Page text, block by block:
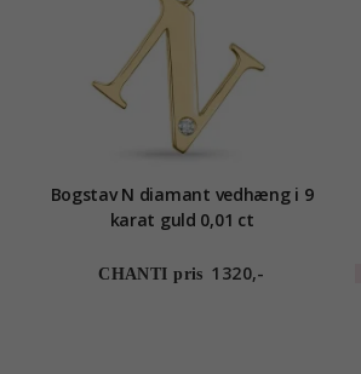
Bogstav N diamant vedhæng i 9
karat guld 0,01 ct
CHANTI pris 1320,-